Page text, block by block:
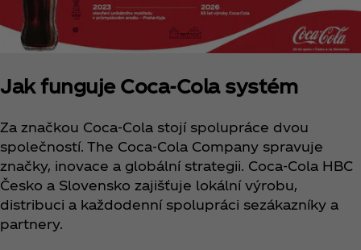
Jak funguje Coca‑Cola systém
Za značkou Coca‑Cola stojí spolupráce dvou
společností. The Coca‑Cola Company spravuje
značky, inovace a globální strategii. Coca‑Cola HBC
Česko a Slovensko zajišťuje lokální výrobu,
distribuci a každodenní spolupráci sezákazníky a
partnery.